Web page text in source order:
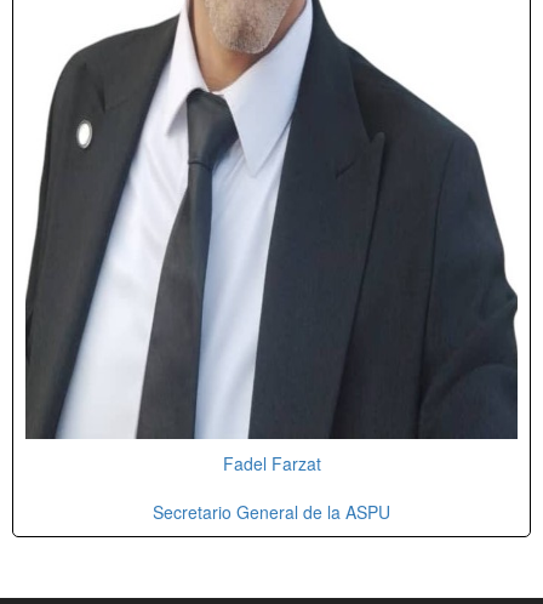
Fadel Farzat
Secretario General de la ASPU